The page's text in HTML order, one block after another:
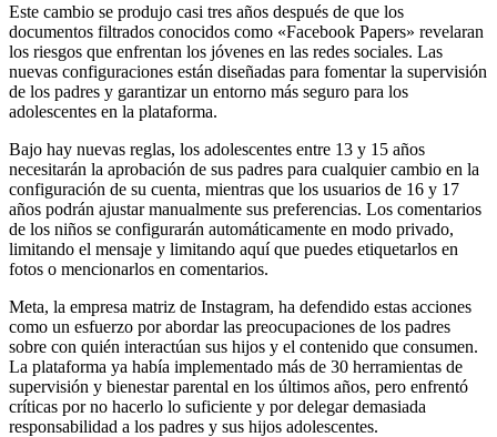
Este cambio se produjo casi tres años después de que los
documentos filtrados conocidos como «Facebook Papers» revelaran
los riesgos que enfrentan los jóvenes en las redes sociales. Las
nuevas configuraciones están diseñadas para fomentar la supervisión
de los padres y garantizar un entorno más seguro para los
adolescentes en la plataforma.
Bajo hay nuevas reglas, los adolescentes entre 13 y 15 años
necesitarán la aprobación de sus padres para cualquier cambio en la
configuración de su cuenta, mientras que los usuarios de 16 y 17
años podrán ajustar manualmente sus preferencias. Los comentarios
de los niños se configurarán automáticamente en modo privado,
limitando el mensaje y limitando aquí que puedes etiquetarlos en
fotos o mencionarlos en comentarios.
Meta, la empresa matriz de Instagram, ha defendido estas acciones
como un esfuerzo por abordar las preocupaciones de los padres
sobre con quién interactúan sus hijos y el contenido que consumen.
La plataforma ya había implementado más de 30 herramientas de
supervisión y bienestar parental en los últimos años, pero enfrentó
críticas por no hacerlo lo suficiente y por delegar demasiada
responsabilidad a los padres y sus hijos adolescentes.